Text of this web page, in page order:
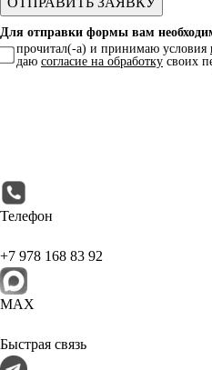
Для отправки формы вам
прочитал(-а) и принимаю условия
даю согласие на обработку своих
Телефон
+7 978 168 83 92
МАХ
Быстрая связь